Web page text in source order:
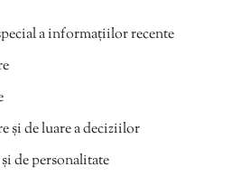
a informațiilor recente
și de luare a deciziilor
de personalitate